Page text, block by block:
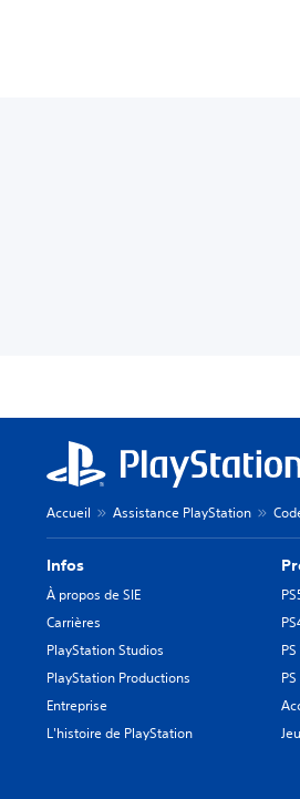
Accueil Assistance PlayStation
Infos
À propos de SIE
Carrières
PlayStation Studios
PlayStation Productions
Entreprise
L'histoire de PlayStation